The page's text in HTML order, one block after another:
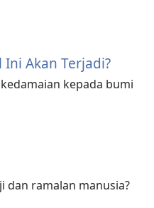
Akan Terjadi?
kepada bumi
dan ramalan manusia?